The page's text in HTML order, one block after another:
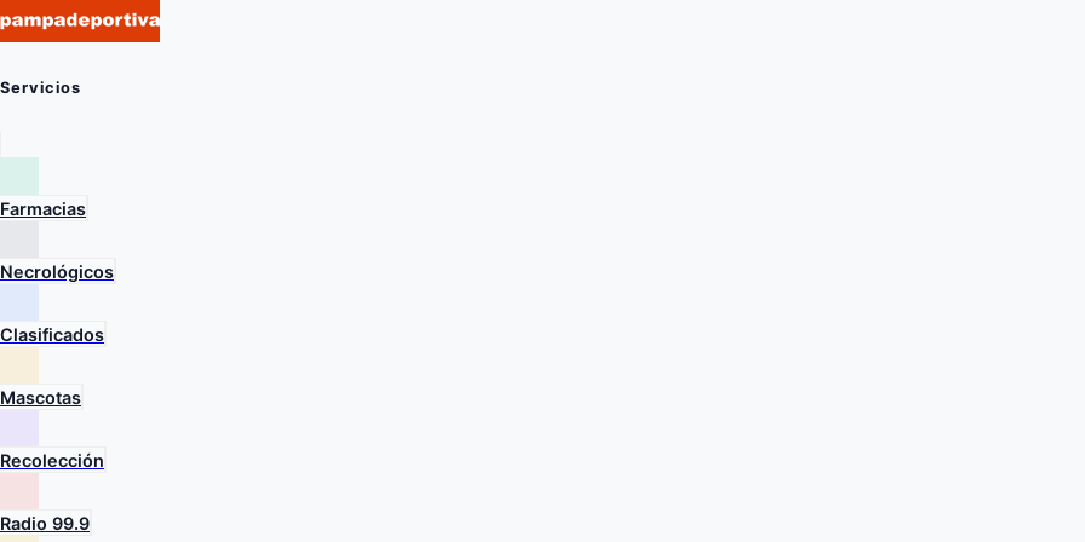
Servicios
Farmacias
Necrológicos
Clasificados
Mascotas
Recolección
Radio 99.9